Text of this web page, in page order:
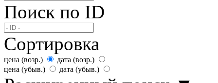
Поиск по ID
Сортировка
цена (возр.)
дата (возр.)
цена (убыв.)
дата (убыв.)